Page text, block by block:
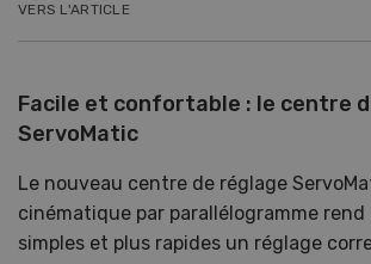
VERS L'ARTICLE
Facile et confortable : le centre
ServoMatic
Le nouveau centre de réglage
cinématique par parallélogramme rend
simples et plus rapides un réglage